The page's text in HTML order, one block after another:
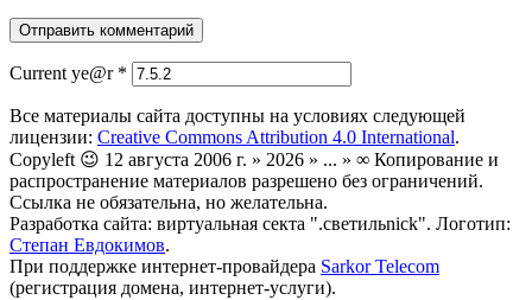
Current ye@r *
Все материалы сайта доступны на условиях следующей
лицензии: Creative Commons Attribution 4.0 International.
Copyleft 😉 12 августа 2006 г. » 2026 » ... » ∞ Копирование и
распространение материалов разрешено без ограничений.
Ссылка не обязательна, но желательна.
Разработка сайта: виртуальная секта ".светильnick". Логотип:
Степан Евдокимов.
При поддержке интернет-провайдера Sarkor Telecom
(регистрация домена, интернет-услуги).